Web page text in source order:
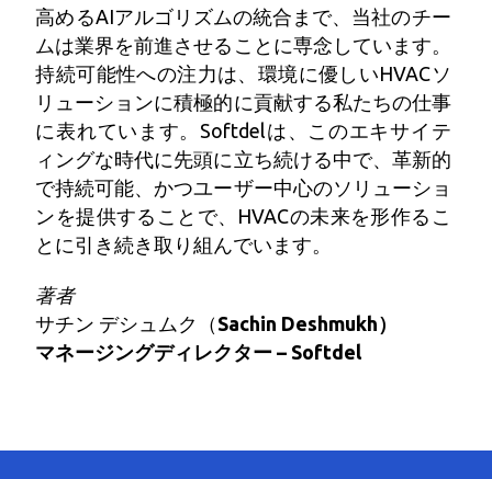
高めるAIアルゴリズムの統合まで、当社のチー
ムは業界を前進させることに専念しています。
持続可能性への注力は、環境に優しいHVACソ
リューションに積極的に貢献する私たちの仕事
に表れています。Softdelは、このエキサイテ
ィングな時代に先頭に立ち続ける中で、革新的
で持続可能、かつユーザー中心のソリューショ
ンを提供することで、HVACの未来を形作るこ
とに引き続き取り組んでいます。
著者
サチン デシュムク（ Sachin Deshmukh）
マネージングディレクター – Softdel